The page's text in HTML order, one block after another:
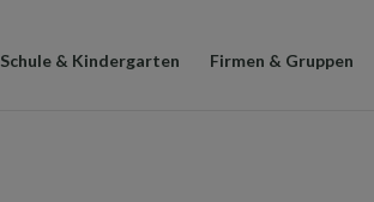
Schule & Kindergarten Firmen & Gruppen